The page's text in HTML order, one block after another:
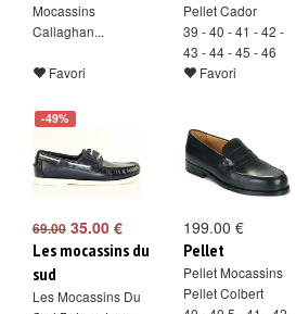
Mocassins
Callaghan...
Favori
Pellet Cador
39 - 40 - 41 - 42 -
43 - 44 - 45 - 46
Favori
-49%
69.00 35.00 €
Les mocassins du
sud
Les Mocassins Du
199.00 €
Pellet
Pellet Mocassins
Pellet Colbert